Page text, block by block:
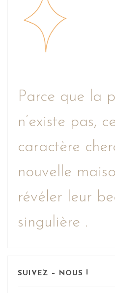
Parce que la
n’existe pas,
caractère
nouvelle
révéler leur
singulière .
SUIVEZ – NOUS !